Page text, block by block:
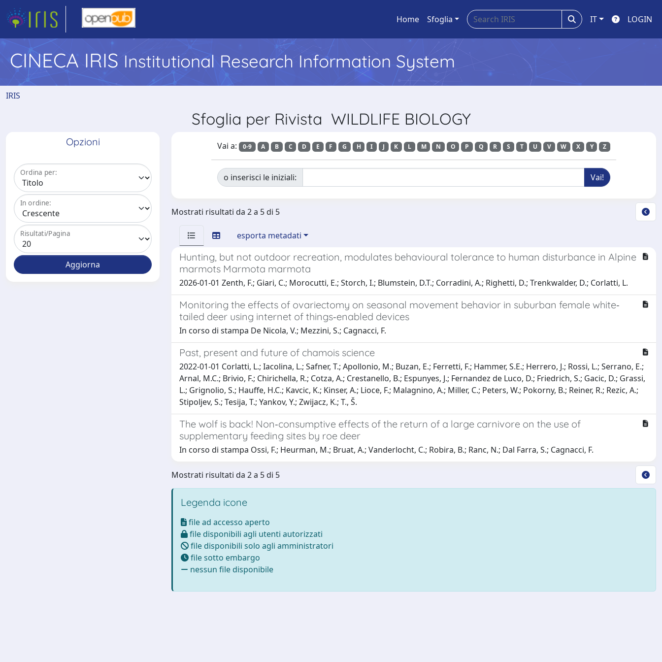
Home Sfoglia IT LOGIN
CINECA IRIS Institutional Research Information System
IRIS
Sfoglia per Rivista WILDLIFE BIOLOGY
Opzioni
Ordina per:
In ordine:
Risultati/Pagina
Vai a: 0-9 A B C D E F G H I J K L M N O P Q R S T U V W X Y Z
o inserisci le iniziali:
Mostrati risultati da 2 a 5 di 5
esporta metadati
Hunting, but not outdoor recreation, modulates behavioural tolerance to human disturbance in Alpine
marmots Marmota marmota
2026-01-01 Zenth, F.; Giari, C.; Morocutti, E.; Storch, I.; Blumstein, D.T.; Corradini, A.; Righetti, D.; Trenkwalder, D.; Corlatti, L.
Monitoring the effects of ovariectomy on seasonal movement behavior in suburban female white‐
tailed deer using internet of things‐enabled devices
In corso di stampa De Nicola, V.; Mezzini, S.; Cagnacci, F.
Past, present and future of chamois science
2022-01-01 Corlatti, L.; Iacolina, L.; Safner, T.; Apollonio, M.; Buzan, E.; Ferretti, F.; Hammer, S.E.; Herrero, J.; Rossi, L.; Serrano, E.;
Arnal, M.C.; Brivio, F.; Chirichella, R.; Cotza, A.; Crestanello, B.; Espunyes, J.; Fernandez de Luco, D.; Friedrich, S.; Gacic, D.; Grassi,
L.; Grignolio, S.; Hauffe, H.C.; Kavcic, K.; Kinser, A.; Lioce, F.; Malagnino, A.; Miller, C.; Peters, W.; Pokorny, B.; Reiner, R.; Rezic, A.;
Stipoljev, S.; Tesija, T.; Yankov, Y.; Zwijacz, K.; T., Š.
The wolf is back! Non‐consumptive effects of the return of a large carnivore on the use of
supplementary feeding sites by roe deer
In corso di stampa Ossi, F.; Heurman, M.; Bruat, A.; Vanderlocht, C.; Robira, B.; Ranc, N.; Dal Farra, S.; Cagnacci, F.
Mostrati risultati da 2 a 5 di 5
Legenda icone
file ad accesso aperto
file disponibili agli utenti autorizzati
file disponibili solo agli amministratori
file sotto embargo
nessun file disponibile